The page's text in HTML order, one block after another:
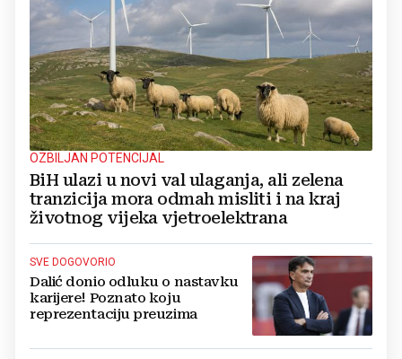
OZBILJAN POTENCIJAL
BiH ulazi u novi val ulaganja, ali zelena
tranzicija mora odmah misliti i na kraj
životnog vijeka vjetroelektrana
SVE DOGOVORIO
Dalić donio odluku o nastavku
karijere! Poznato koju
reprezentaciju preuzima